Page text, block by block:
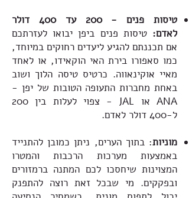
טיסות פנים - 200 עד 400 דולר
לאדם: טיסות פנים ביפן יבואו לעזרתכם
אם תכננתם להגיע ליעדים רחוקים במיוחד,
כמו סאפורו בירת האי הוקאידו, או לאחד
מאיי אוקינאווה. כרטיס טיסה הלוך ושוב
באחת מחברות התעופה הטובות של יפן -
ANA או JAL - צפוי לעלות בין 200
ל-400 דולר לאדם.
מוניות: בתוך הערים, ניתן כמובן להתנייד
באמצעות מערכות הרכבות והמטרו
המצוינות שיחסכו לכם המתנה ברמזורים
ובפקקים. מי שבכל זאת רוצה להתפנק